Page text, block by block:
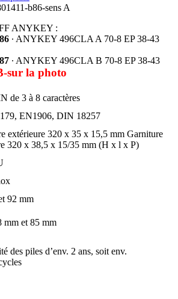
b86-sens A
ANYKEY :
∙ ANYKEY 496CLA A 70-8 EP 38-43
∙ ANYKEY 496CLA B 70-8 EP 38-43
sur la photo
de 3 à 8 caractères
EN1906, DIN 18257
extérieure 320 x 35 x 15,5 mm Garniture
320 x 38,5 x 15/35 mm (H x l x P)
92 mm
mm et 85 mm
des piles d’env. 2 ans, soit env.